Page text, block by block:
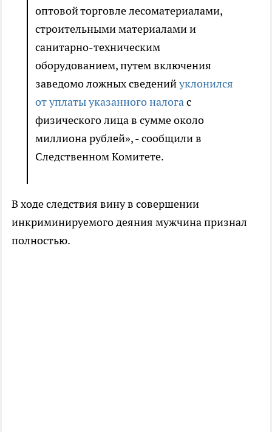
оптовой торговле лесоматериалами,
строительными материалами и
санитарно-техническим
оборудованием, путем включения
заведомо ложных сведенийуклонился
от уплаты указанного налогас
физического лица в сумме около
миллиона рублей», - сообщили в
Следственном Комитете.
В ходе следствия вину в совершении
инкриминируемого деяния мужчина признал
полностью.